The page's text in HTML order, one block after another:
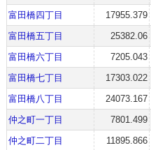
富田橋四丁目
17955.379
富田橋五丁目
25382.06
富田橋六丁目
7205.043
富田橋七丁目
17303.022
富田橋八丁目
24073.167
仲之町一丁目
7801.499
仲之町二丁目
11895.866